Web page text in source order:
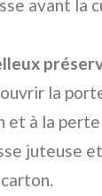
avant la
la
et à la
juteuse